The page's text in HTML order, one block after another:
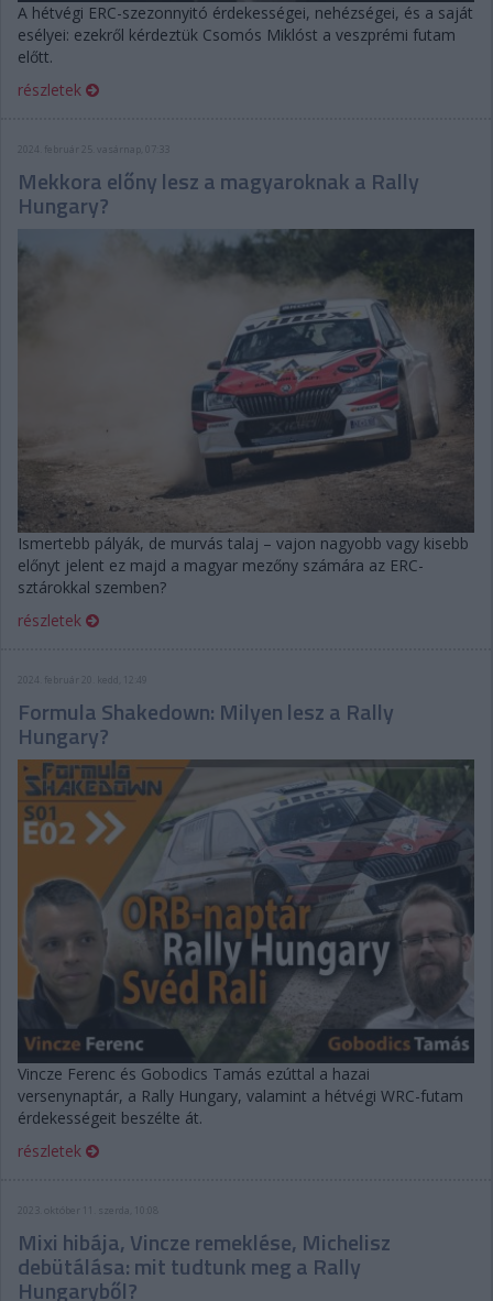
A hétvégi ERC-szezonnyitó érdekességei, nehézségei, és a saját
esélyei: ezekről kérdeztük Csomós Miklóst a veszprémi futam
előtt.
részletek
2024. február 25. vasárnap, 07:33
Mekkora előny lesz a magyaroknak a Rally
Hungary?
Ismertebb pályák, de murvás talaj – vajon nagyobb vagy kisebb
előnyt jelent ez majd a magyar mezőny számára az ERC-
sztárokkal szemben?
részletek
2024. február 20. kedd, 12:49
Formula Shakedown: Milyen lesz a Rally
Hungary?
Vincze Ferenc és Gobodics Tamás ezúttal a hazai
versenynaptár, a Rally Hungary, valamint a hétvégi WRC-futam
érdekességeit beszélte át.
részletek
2023. október 11. szerda, 10:08
Mixi hibája, Vincze remeklése, Michelisz
debütálása: mit tudtunk meg a Rally
Hungaryből?